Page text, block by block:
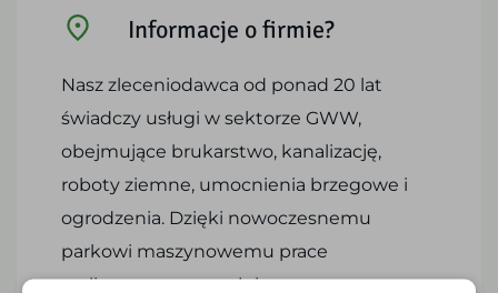
Informacje o firmie?
Nasz zleceniodawca od ponad 20 lat
świadczy usługi w sektorze GWW,
obejmujące brukarstwo, kanalizację,
roboty ziemne, umocnienia brzegowe i
ogrodzenia. Dzięki nowoczesnemu
parkowi maszynowemu prace
realizowane są w pełni maszynowo,